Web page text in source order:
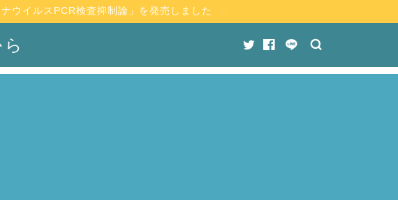
ウイルスPCR検査抑制論」を発売しました